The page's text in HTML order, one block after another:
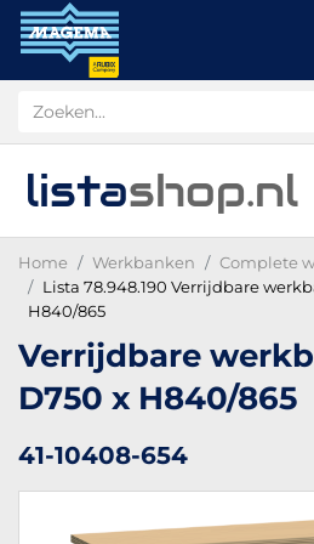
listashop.nl
Home Werkbanken
Complete
Lista 78.948.190 Verrijdbare
H840/865
Verrijdbare
D750 x H840/865
41-10408-654